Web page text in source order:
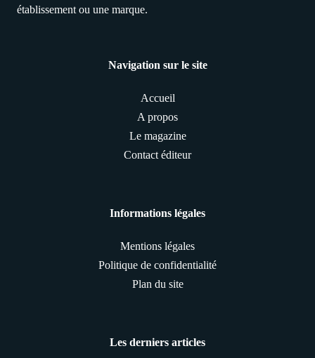
établissement ou une marque.
Navigation sur le site
Accueil
A propos
Le magazine
Contact éditeur
Informations légales
Mentions légales
Politique de confidentialité
Plan du site
Les derniers articles